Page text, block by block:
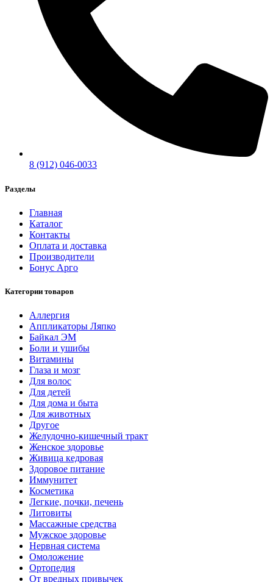
8 (912) 046-0033
Разделы
Главная
Каталог
Контакты
Оплата и доставка
Производители
Бонус Арго
Категории товаров
Аллергия
Аппликаторы Ляпко
Байкал ЭМ
Боли и ушибы
Витамины
Глаза и мозг
Для волос
Для детей
Для дома и быта
Для животных
Другое
Желудочно-кишечный тракт
Женское здоровье
Живица кедровая
Здоровое питание
Иммунитет
Косметика
Легкие, почки, печень
Литовиты
Массажные средства
Мужское здоровье
Нервная система
Омоложение
Ортопедия
От вредных привычек